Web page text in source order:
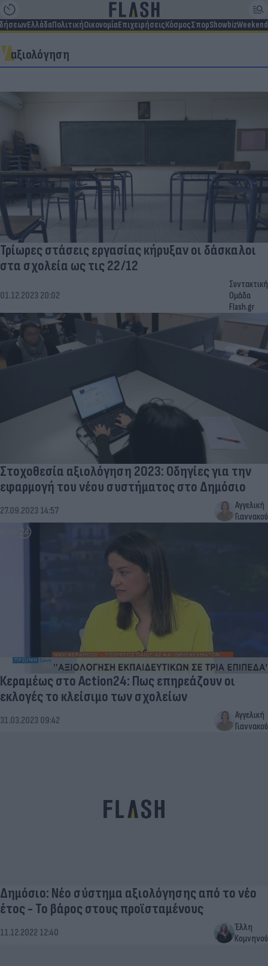
ΕλλάδαΠολιτικήΟικονομίαΕπιχειρήσειςΚόσμοςΣπορShowbizWeekend
αξιολόγηση
Τρίωρες στάσεις εργασίας κήρυξαν οι δάσκαλοι
στα σχολεία ως τις 22/12
01.12.2023 20:02
Συντακτική
Ομάδα
Flash.gr
Στοχοθεσία αξιολόγηση 2023: Οδηγίες για την
εφαρμογή του νέου συστήματος στο Δημόσιο
27.09.2023 14:57
Αγγελική
Γιαννακού
Κεραμέως στο Action24: Πως επηρεάζουν οι
εκλογές το κλείσιμο των σχολείων
31.03.2023 09:42
Αγγελική
Γιαννακού
Δημόσιο: Νέο σύστημα αξιολόγησης από το νέο
έτος - Το βάρος στους προϊσταμένους
11.12.2022 12:40
Έλλη
Κομνηνού